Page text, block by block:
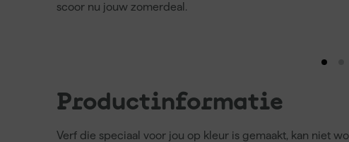
scoor nu jouw zomerdeal.
Productinformatie
Verf die speciaal voor jou op kleur is gemaakt, kan niet